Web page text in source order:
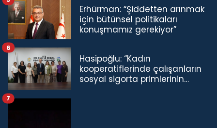
Erhürman: “Şiddetten arınmak
için bütünsel politikaları
konuşmamız gerekiyor”
Hasipoğlu: “Kadın
kooperatiflerinde çalışanların
sosyal sigorta primlerinin
6
7